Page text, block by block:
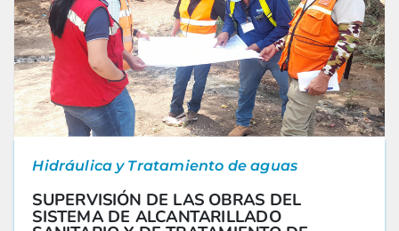
Hidráulica y Tratamiento de aguas
SUPERVISIÓN DE LAS OBRAS DEL
SISTEMA DE ALCANTARILLADO